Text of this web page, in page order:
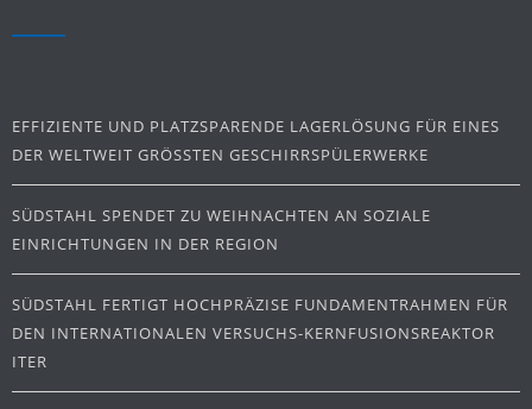
EFFIZIENTE UND PLATZSPARENDE LAGERLÖSUNG FÜR EINES
DER WELTWEIT GRÖSSTEN GESCHIRRSPÜLERWERKE
SÜDSTAHL SPENDET ZU WEIHNACHTEN AN SOZIALE
EINRICHTUNGEN IN DER REGION
SÜDSTAHL FERTIGT HOCHPRÄZISE FUNDAMENTRAHMEN FÜR
DEN INTERNATIONALEN VERSUCHS-KERNFUSIONSREAKTOR
ITER